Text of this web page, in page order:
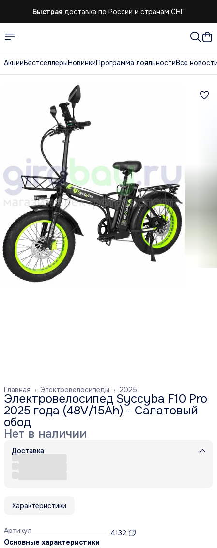
Быстрая доставка по России и странам СНГ
АкцииБестселлерыНовинкиПрограмма лояльностиВсе
2025
Электровелосипеды ›
Главная ›
Электровелосипед Syccyba F10 Pro
2025 года (48V/15Ah) - Салатовый
обод
Нет в наличии
Доставка
Характеристики
Артикул
4132
Основные характеристики